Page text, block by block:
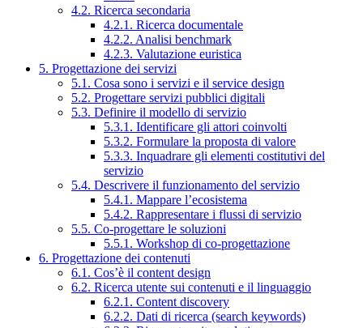
4.2. Ricerca secondaria
4.2.1. Ricerca documentale
4.2.2. Analisi benchmark
4.2.3. Valutazione euristica
5. Progettazione dei servizi
5.1. Cosa sono i servizi e il service design
5.2. Progettare servizi pubblici digitali
5.3. Definire il modello di servizio
5.3.1. Identificare gli attori coinvolti
5.3.2. Formulare la proposta di valore
5.3.3. Inquadrare gli elementi costitutivi del
servizio
5.4. Descrivere il funzionamento del servizio
5.4.1. Mappare l’ecosistema
5.4.2. Rappresentare i flussi di servizio
5.5. Co-progettare le soluzioni
5.5.1. Workshop di co-progettazione
6. Progettazione dei contenuti
6.1. Cos’è il content design
6.2. Ricerca utente sui contenuti e il linguaggio
6.2.1. Content discovery
6.2.2. Dati di ricerca (search keywords)